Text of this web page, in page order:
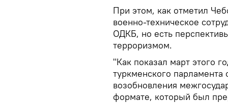
При этом, как отметил
военно-техническое
ОДКБ, но есть
терроризмом.
"Как показал март этого
туркменского парламента
возобновления
формате, который был